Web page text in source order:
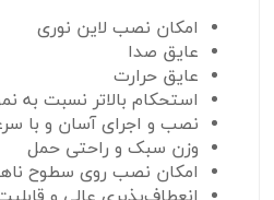
امکان نصب لاین نوری
عایق صدا
عایق حرارت
استحکام بالاتر نسبت به
نصب و اجرای آسان و با
وزن سبک و راحتی حمل
امکان نصب روی سطوح